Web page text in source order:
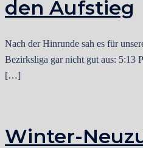
den Aufstieg
Nach der Hinrunde sah es für
Bezirksliga gar nicht gut aus: 5:13
[…]
Winter-